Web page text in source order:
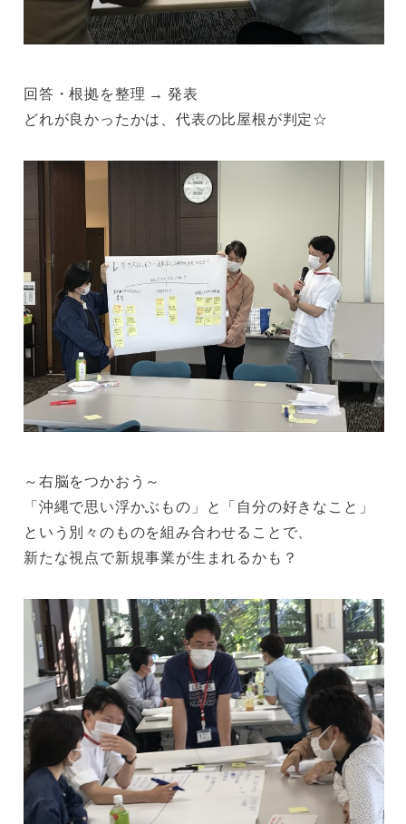
回答・根拠を整理 → 発表
どれが良かったかは、代表の比屋根が判定☆
～右脳をつかおう～
「沖縄で思い浮かぶもの」と「自分の好きなこと」
という別々のものを組み合わせることで、
新たな視点で新規事業が生まれるかも？